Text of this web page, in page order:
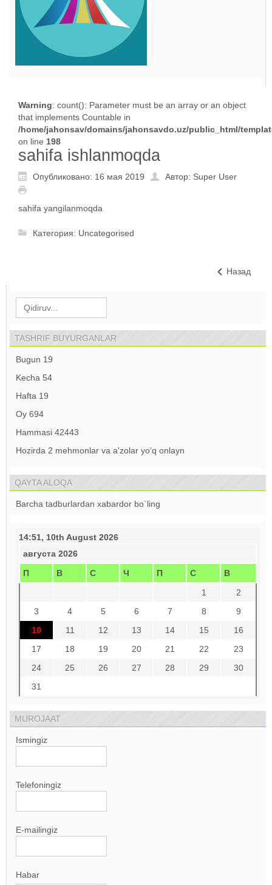
Warning: count(): Parameter must be an array or an object
that implements Countable in
/home/jahonsav/domains/jahonsavdo.uz/public_html/
on line 198
sahifa ishlanmoqda
Опубликовано: 16 мая 2019 Автор: Super User
sahifa yangilanmoqda
Категория: Uncategorised
Назад
TASHRIF BUYURGANLAR
Bugun 19
Kecha 54
Hafta 19
Oy 694
Hammasi 42443
Hozirda 2 mehmonlar va a'zolar yo'q onlayn
QAYTA ALOQA
Barcha tadburlardan xabardor bo`ling
14:51, 10th August 2026
августа 2026
П
В С Ч П С
В
1
2
3
4 5 6 7 8
9
10
11 12 13 14 15
16
17
18 19 20 21 22
23
24
25 26 27 28 29
30
31
MUROJAAT
Ismingiz
Telefoningiz
E-mailingiz
Habar